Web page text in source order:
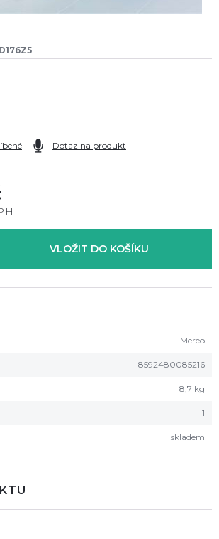
Dotaz na produkt
VLOŽIT DO KOŠÍKU
Mereo
8592480085216
8,7 kg
1
skladem